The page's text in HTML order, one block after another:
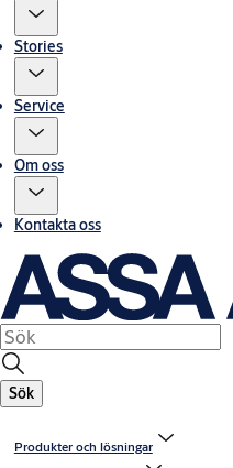
Stories
Service
Om oss
Kontakta oss
Sök
Produkter och lösningar